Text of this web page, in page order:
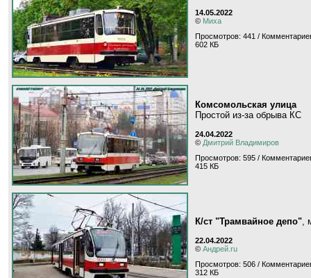
14.05.2022
© Миха
Просмотров: 441 /
602 КБ
Комсомольская улица
Простой из-за обрыва КС
24.04.2022
© Дмитрий Владимиров
Просмотров: 595 /
415 КБ
К/ст "Трамвайное депо",
22.04.2022
© Андрей.ru
Просмотров: 506 /
312 КБ